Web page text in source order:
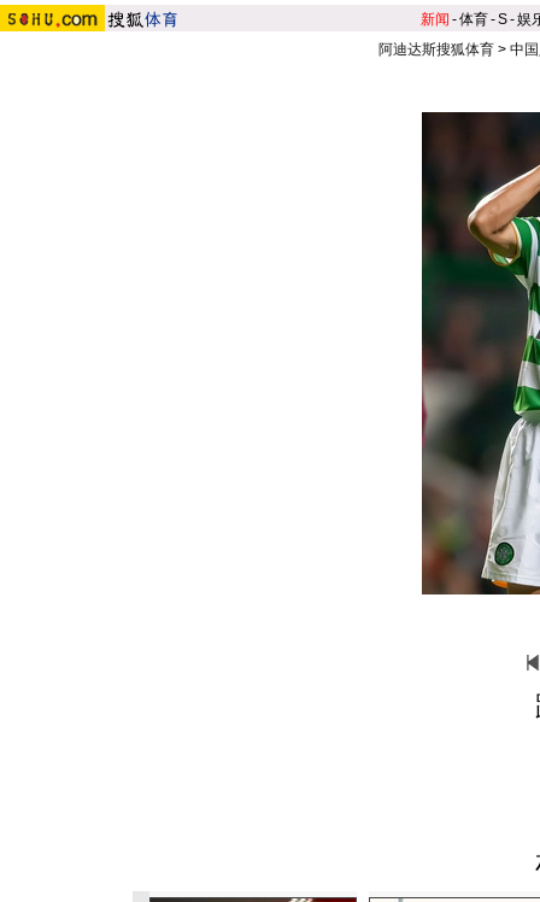
新闻 -体育-S-娱
阿迪达斯搜狐体育 > 中